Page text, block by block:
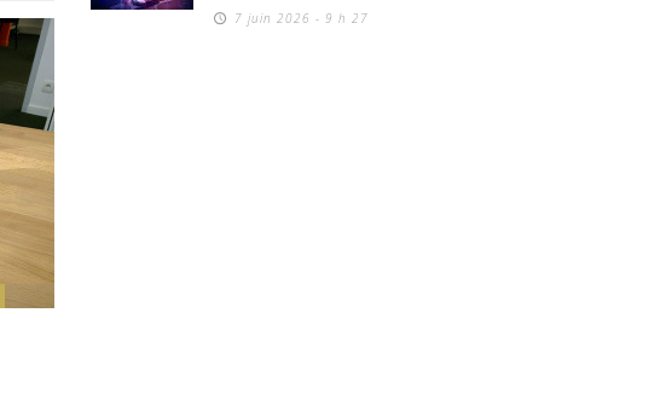
7 juin 2026 - 9 h 27